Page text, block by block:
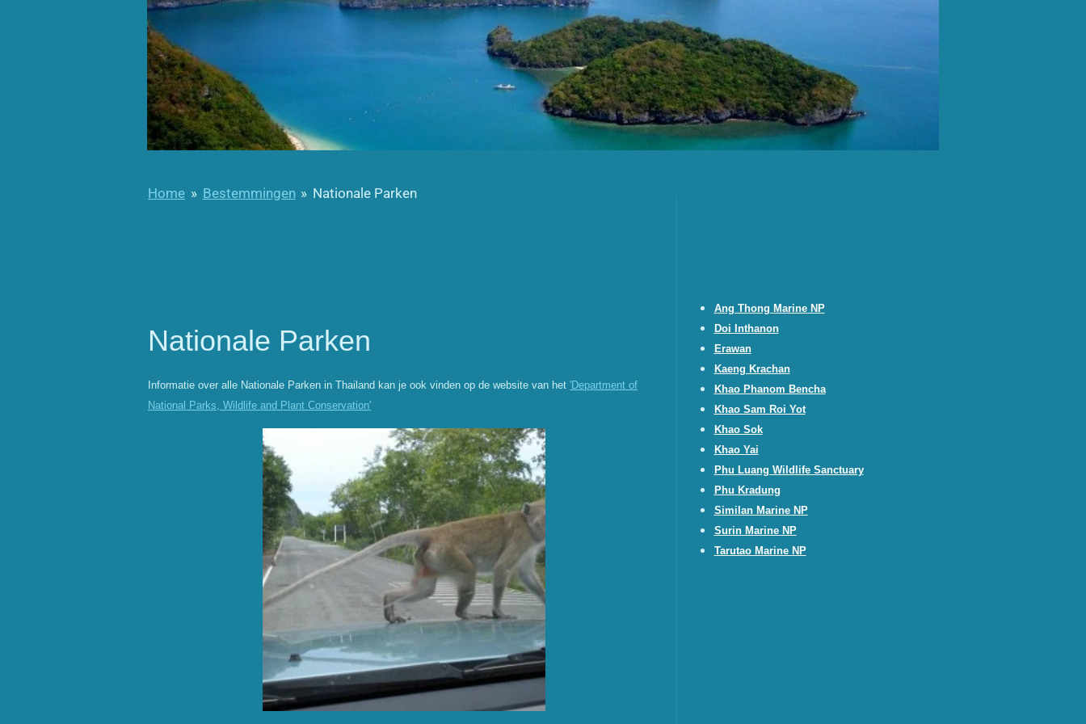
Home » Bestemmingen » Nationale Parken
Nationale Parken
Informatie over alle Nationale Parken in Thailand kan je ook vinden op de website van het 'Department of
National Parks, Wildlife and Plant Conservation'
Ang Thong Marine NP
Doi Inthanon
Erawan
Kaeng Krachan
Khao Phanom Bencha
Khao Sam Roi Yot
Khao Sok
Khao Yai
Phu Luang Wildlife Sanctuary
Phu Kradung
Similan Marine NP
Surin Marine NP
Tarutao Marine NP